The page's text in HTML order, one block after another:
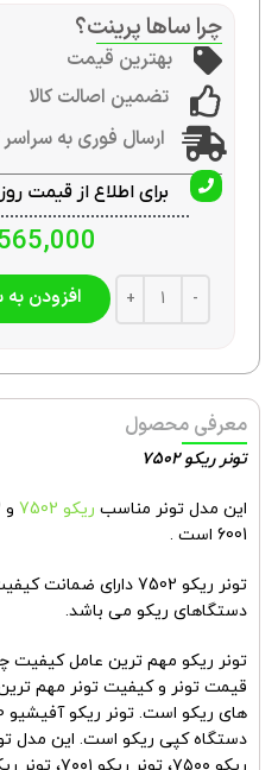
چرا ساها پرینت؟
بهترین قیمت
تضمین اصالت کالا
ارسال فوری به
برای اطلاع از قیمت
افزودن
معرفی محصول
تونر ریکو 7502
این مدل تونر مناسب ریکو 7502
6001 است .
تونر ریکو 7502 دارای
دستگاهای ریکو می باشد.
تونر ریکو مهم ترین عامل کیفیت
قیمت تونر و کیفیت تونر مهم
دستگاه کپی ریکو است. این مدل تونر